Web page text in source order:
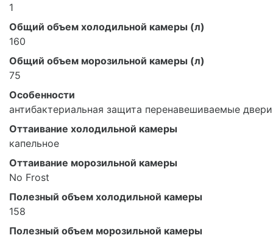
1
Общий объем холодильной камеры (л)
160
Общий объем морозильной камеры (л)
75
Особенности
антибактериальная защита перенавешиваемые двери
Оттаивание холодильной камеры
капельное
Оттаивание морозильной камеры
No Frost
Полезный объем холодильной камеры
158
Полезный объем морозильной камеры